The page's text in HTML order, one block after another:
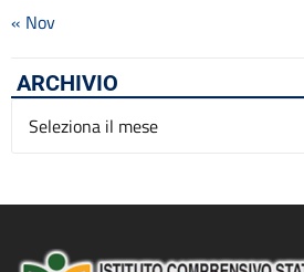
« Nov
ARCHIVIO
Archivio